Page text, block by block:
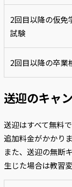
2回目以降の仮免
試験
2回目以降の卒業
送迎のキャ
送迎はすべて無料
追加料金がかかりま
また、送迎の無断
生じた場合は教習